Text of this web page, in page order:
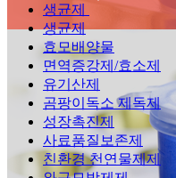
생균제
생균제
효모배양물
면역증강제/효소제
유기산제
곰팡이독소 제독제
성장촉진제
사료품질보존제
친환경 천연물제제